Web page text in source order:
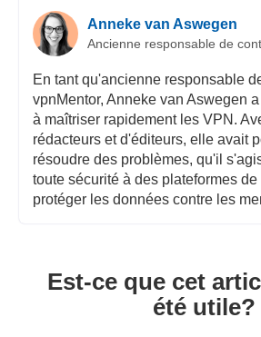
Anneke van Aswegen
Ancienne responsable de
En tant qu'ancienne responsable
vpnMentor, Anneke van Aswegen
à maîtriser rapidement les VPN.
rédacteurs et d'éditeurs, elle avait
résoudre des problèmes, qu'il
toute sécurité à des plateformes
protéger les données contre les
Est-ce que cet
été utile?